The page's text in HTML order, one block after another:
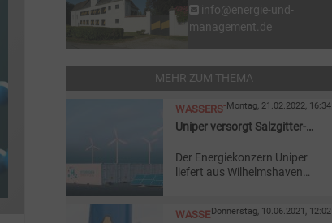
info@energie-und-
management.de
MEHR ZUM THEMA
WASSERSTOFFMontag, 21.02.2022, 16:34
Uniper versorgt Salzgitter-
Wasserstoff
Der Energiekonzern Uniper
liefert aus Wilhelmshaven
Stahlproduktion bei der
WASSERSTOFFDonnerstag, 10.06.2021, 12:02